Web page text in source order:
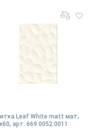
Leaf White matt мат,
арт. 669.0052.0011